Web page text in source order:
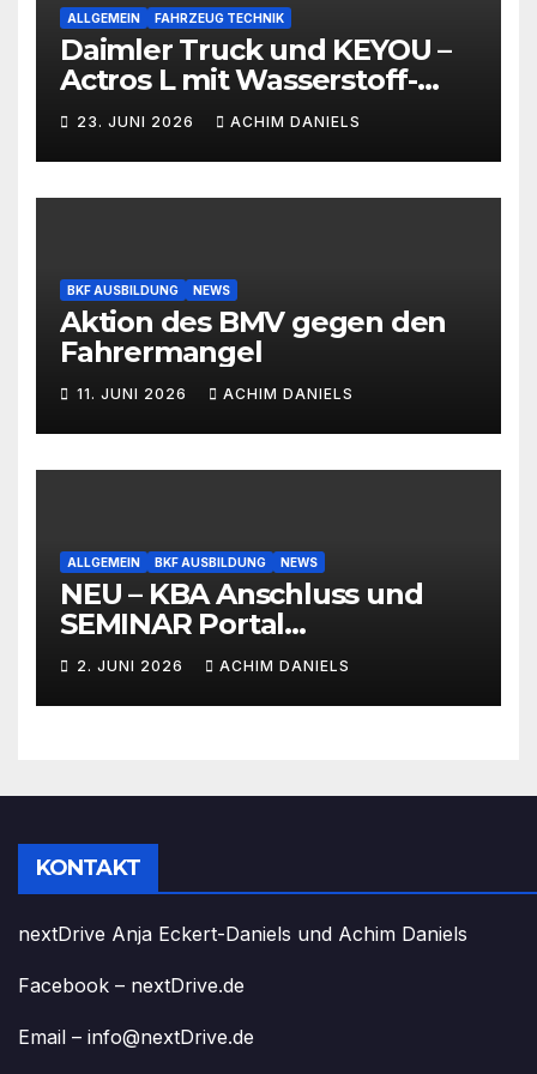
ALLGEMEIN FAHRZEUG TECHNIK
Daimler Truck und KEYOU –
Actros L mit Wasserstoff-
Verbrennermotor
23. JUNI 2026 ACHIM DANIELS
BKF AUSBILDUNG NEWS
Aktion des BMV gegen den
Fahrermangel
11. JUNI 2026 ACHIM DANIELS
ALLGEMEIN BKF AUSBILDUNG NEWS
NEU – KBA Anschluss und
SEMINAR Portal
AKTIONSPREISE!!! Bis zu 50%
RABATT
2. JUNI 2026 ACHIM DANIELS
KONTAKT
nextDrive Anja Eckert-Daniels und Achim Daniels
Facebook – nextDrive.de
Email – info@nextDrive.de